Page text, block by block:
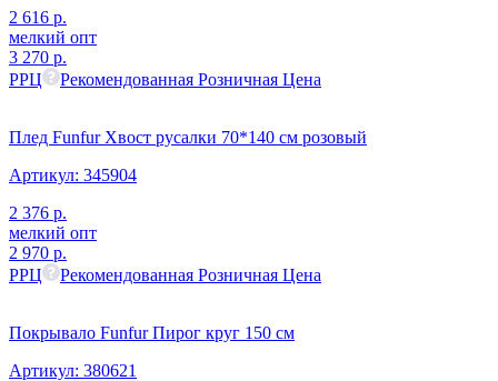
2 616 р.
мелкий опт
3 270 р.
РРЦ
Рекомендованная Розничная Цена
Плед Funfur Хвост русалки 70*140 см розовый
Артикул: 345904
2 376 р.
мелкий опт
2 970 р.
РРЦ
Рекомендованная Розничная Цена
Покрывало Funfur Пирог круг 150 см
Артикул: 380621